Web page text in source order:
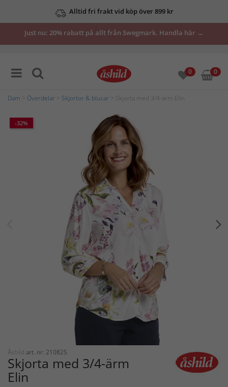
Alltid fri frakt vid köp över 899 kr
Just nu: 20% rabatt på allt från Swegmark. Handla här →
0 0
Dam Överdelar Skjortor & blusar > Skjorta med 3/4-ärm Elin
-32%
Åshild art. nr: 210825
Skjorta med 3/4-ärm
Elin